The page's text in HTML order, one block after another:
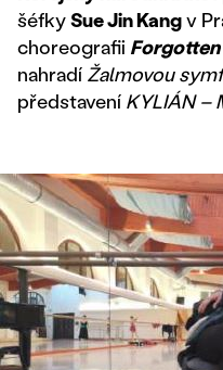
šéfkySue Jin Kangv
choreografii Forgotten
nahradí Žalmovou
představení KYLIÁN –